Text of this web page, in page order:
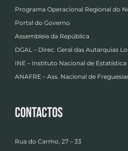
Programa Operacional Regional do
Portal do Governo
Assembleia da República
DGAL – Direc. Geral das Autarquias
INE – Instituto Nacional de Estatística
ANAFRE – Ass. Nacional de
Contactos
Rua do Carmo, 27 – 33